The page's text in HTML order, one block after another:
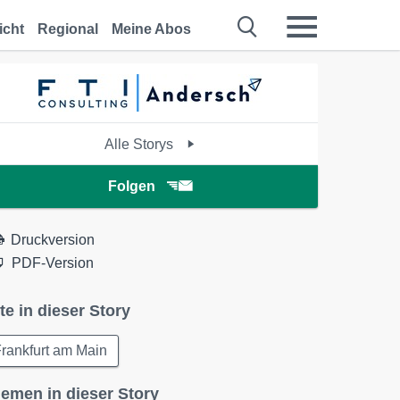
Regional Meine Abos
Alle Storys
Folgen
Druckversion
PDF-Version
in dieser Story
am Main
in dieser Story